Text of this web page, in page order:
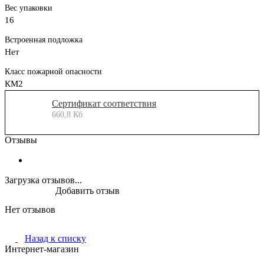
Вес упаковки
16
Встроенная подложка
Нет
Класс пожарной опасности
КМ2
Сертификат соответствия
660,8 Кб
Отзывы
Загрузка отзывов...
Нет отзывов
Добавить отзыв
Назад к списку
Интернет-магазин